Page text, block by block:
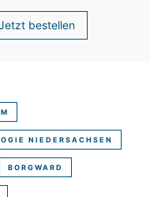
bestellen
NIEDERSACHSEN
BORGWARD